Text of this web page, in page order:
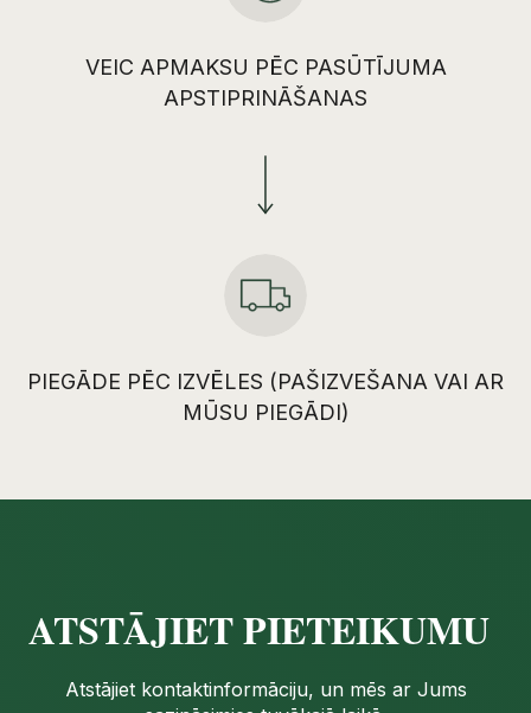
VEIC APMAKSU PĒC PASŪTĪJUMA
APSTIPRINĀŠANAS
PIEGĀDE PĒC IZVĒLES (PAŠIZVEŠANA VAI AR
MŪSU PIEGĀDI)
ATSTĀJIET PIETEIKUMU
Atstājiet kontaktinformāciju, un mēs ar Jums